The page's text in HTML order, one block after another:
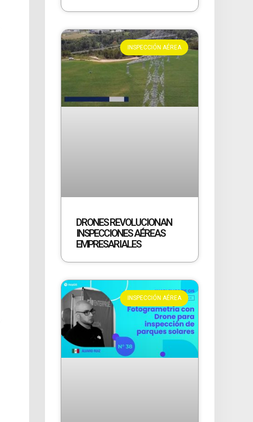
INSPECCIÓN AÉREA
DRONES REVOLUCIONAN
INSPECCIONES AÉREAS
EMPRESARIALES
INSPECCIÓN AÉREA